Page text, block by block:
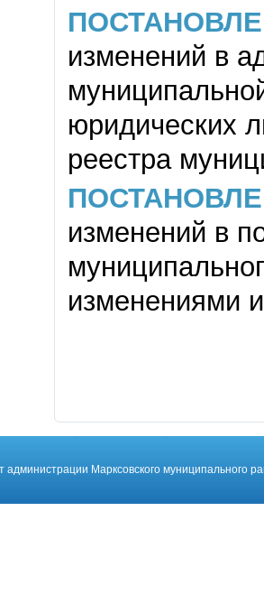
изменений в
юридических
реестра
изменений в
изменениями
администрации Марксовского муниципального